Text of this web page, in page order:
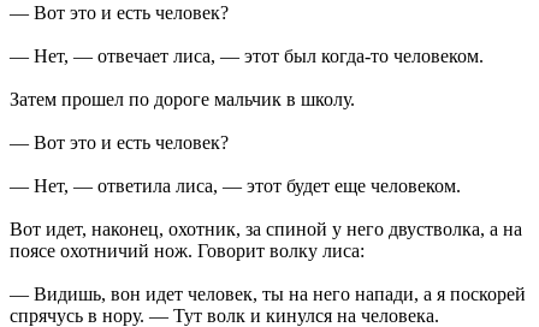
— Вот это и есть человек?
— Нет, — отвечает лиса, — этот был когда-то человеком.
Затем прошел по дороге мальчик в школу.
— Вот это и есть человек?
— Нет, — ответила лиса, — этот будет еще человеком.
Вот идет, наконец, охотник, за спиной у него двустволка, а на
поясе охотничий нож. Говорит волку лиса:
— Видишь, вон идет человек, ты на него напади, а я поскорей
спрячусь в нору. — Тут волк и кинулся на человека.